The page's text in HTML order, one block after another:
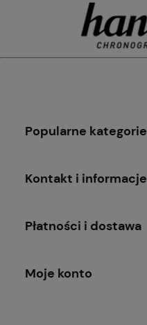
Popularne kategorie
Kontakt i informacje
Płatności i dostawa
Moje konto